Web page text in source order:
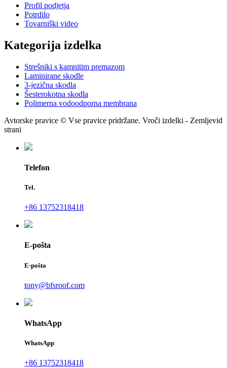
Profil podjetja
Potrdilo
Tovarniški video
Kategorija izdelka
Strešniki s kamnitim premazom
Laminirane skodle
3-jezična skodla
Šesterokotna skodla
Polimerna vodoodporna membrana
Avtorske pravice © Vse pravice pridržane. Vroči izdelki - Zemljevid
strani
Telefon
Tel.
+86 13752318418
E-pošta
E-pošta
tony@bfsroof.com
WhatsApp
WhatsApp
+86 13752318418